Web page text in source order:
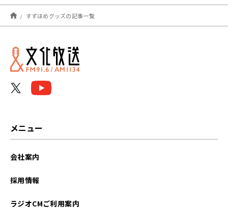
2025年10月
2025年09月
2025年08月
すずほめグッズの記事一覧
メニュー
会社案内
採用情報
ラジオCMご利用案内